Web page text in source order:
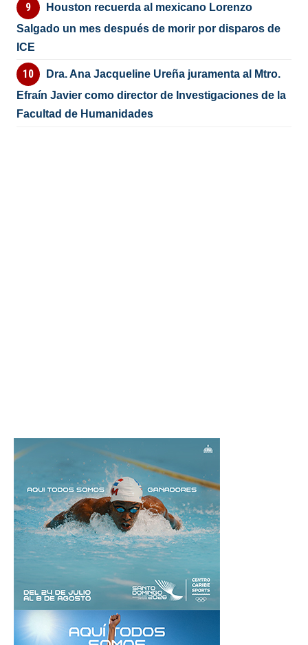
Houston recuerda al mexicano Lorenzo
Salgado un mes después de morir por disparos de
ICE
Dra. Ana Jacqueline Ureña juramenta al Mtro.
Efraín Javier como director de Investigaciones de la
Facultad de Humanidades